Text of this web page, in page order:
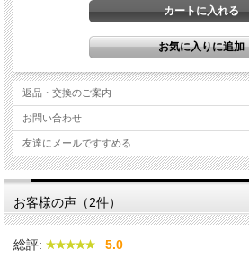
返品・交換のご案内
お問い合わせ
友達にメールですすめる
お客様の声（2件）
総評: 5.0